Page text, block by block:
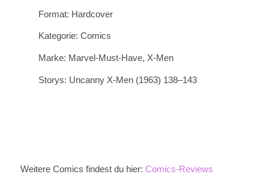
Format: Hardcover
Kategorie: Comics
Marke: Marvel-Must-Have, X-Men
Storys: Uncanny X-Men (1963) 138–143
Weitere Comics findest du hier: Comics-Reviews